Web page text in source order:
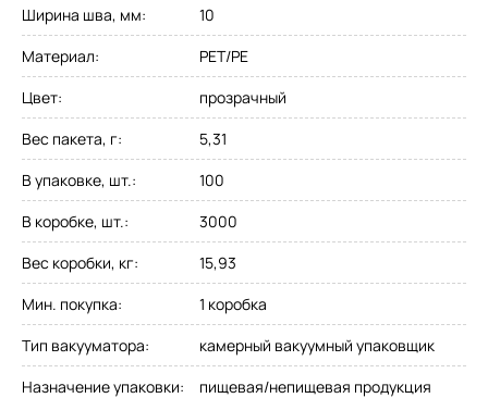
Ширина шва, мм:
10
Материал:
PET/PE
Цвет:
прозрачный
Вес пакета, г:
5,31
В упаковке, шт.:
100
В коробке, шт.:
3000
Вес коробки, кг:
15,93
Мин. покупка:
1 коробка
Тип вакууматора:
камерный вакуумный упаковщик
Назначение упаковки: пищевая/непищевая продукция